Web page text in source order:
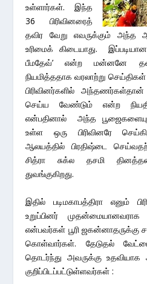
உள்ளார்கள். இந்த
36 பிரிவினரைத்
தவிர வேறு எவருக்கும்
உரிமைக் கிடையாது.
பீமதேவ்’ என்ற மன்னனே
நியமித்ததாக வரலாற்று
பிரிவினர்களில்
செய்ய வேண்டும் என்ற
என்பதினால் அந்த
உள்ள ஒரு பிரிவினரே
ஆலயத்தில் பிரதிஷ்டை
சித்ரா சுக்ல தசமி
துவங்குகிறது.
இதில் படிமகாபத்திரா எனும்
உறுப்பினர் முதன்மையானவராக
என்பவர்கள் பூரி ஜகன்னாதருக்கு
கொள்வார்கள். தேடுதல்
தொடர்ந்து அவருக்கு
குறிப்பிடப்பட்டுள்ளவர்கள் :